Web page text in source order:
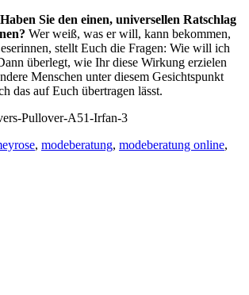
Sie den einen, universellen Ratschlag
Wer weiß, was er will, kann bekommen,
stellt Euch die Fragen: Wie will ich
überlegt, wie Ihr diese Wirkung erzielen
Menschen unter diesem Gesichtspunkt
das auf Euch übertragen lässt.
, modeberatung, modeberatung online,